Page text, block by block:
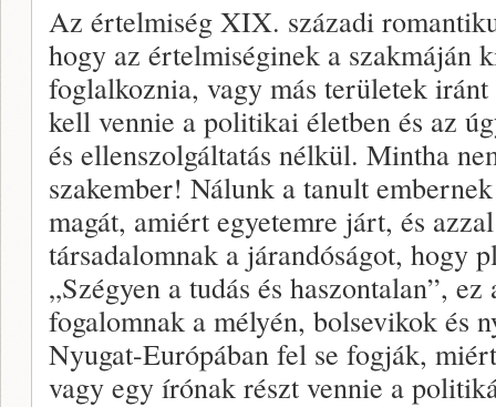
Az értelmiség XIX. századi
hogy az értelmiséginek a szakmáján
foglalkoznia, vagy más területek
kell vennie a politikai életben és az
és ellenszolgáltatás nélkül. Mintha
szakember! Nálunk a tanult
magát, amiért egyetemre járt, és
társadalomnak a járandóságot, hogy
„Szégyen a tudás és haszontalan”,
fogalomnak a mélyén, bolsevikok és
Nyugat-Európában fel se fogják,
vagy egy írónak részt vennie a